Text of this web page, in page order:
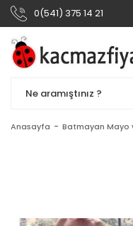
0(541) 375 14 21
Anasayfa Batmayan Mayo